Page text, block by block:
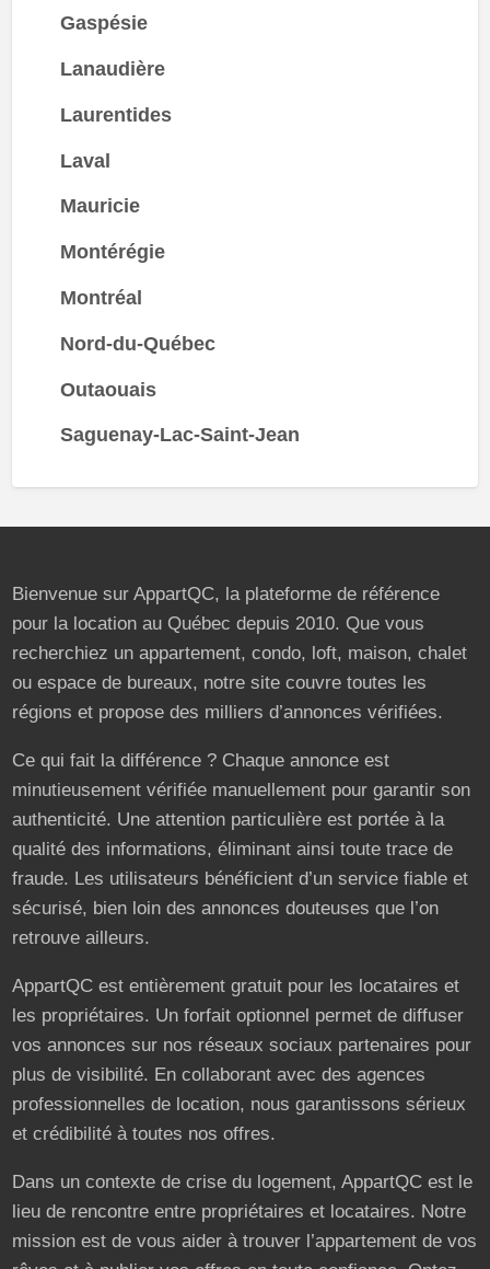
Gaspésie
Lanaudière
Laurentides
Laval
Mauricie
Montérégie
Montréal
Nord-du-Québec
Outaouais
Saguenay-Lac-Saint-Jean
Bienvenue sur AppartQC, la plateforme de référence
pour la location au Québec depuis 2010. Que vous
recherchiez un appartement, condo, loft, maison, chalet
ou espace de bureaux, notre site couvre toutes les
régions et propose des milliers d’annonces vérifiées.
Ce qui fait la différence ? Chaque annonce est
minutieusement vérifiée manuellement pour garantir son
authenticité. Une attention particulière est portée à la
qualité des informations, éliminant ainsi toute trace de
fraude. Les utilisateurs bénéficient d’un service fiable et
sécurisé, bien loin des annonces douteuses que l’on
retrouve ailleurs.
AppartQC est entièrement gratuit pour les locataires et
les propriétaires. Un forfait optionnel permet de diffuser
vos annonces sur nos réseaux sociaux partenaires pour
plus de visibilité. En collaborant avec des agences
professionnelles de location, nous garantissons sérieux
et crédibilité à toutes nos offres.
Dans un contexte de crise du logement, AppartQC est le
lieu de rencontre entre propriétaires et locataires. Notre
mission est de vous aider à trouver l’appartement de vos